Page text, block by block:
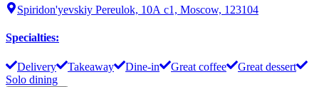
Spiridon'yevskiy Pereulok, 10А с1, Moscow, 123104
Specialties:
Delivery Takeaway Dine-in Great coffee
Great dessert
Solo dining